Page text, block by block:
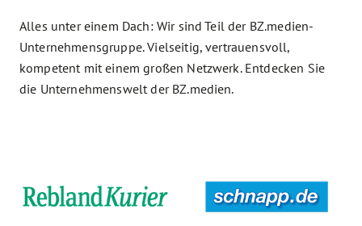
Alles unter einem Dach: Wir sind Teil der BZ.medien-
Unternehmensgruppe. Vielseitig, vertrauensvoll,
kompetent mit einem großen Netzwerk. Entdecken Sie
die Unternehmenswelt der BZ.medien.